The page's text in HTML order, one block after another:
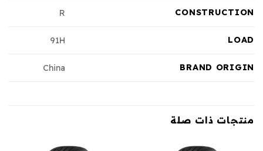
CONSTRUCTION
R
LOAD
91H
BRAND ORIGIN
China
منتجات ذات صلة